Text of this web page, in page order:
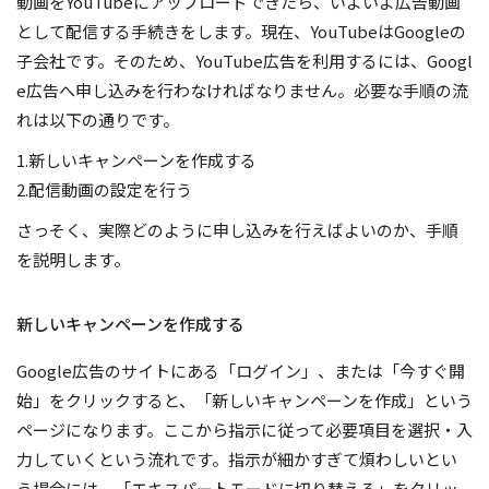
として配信する手続きをします。現在、YouTubeはGoogleの
子会社です。そのため、YouTube広告を利用するには、Googl
e広告へ申し込みを行わなければなりません。必要な手順の流
れは以下の通りです。
1.新しいキャンペーンを作成する
2.配信動画の設定を行う
さっそく、実際どのように申し込みを行えばよいのか、手順
を説明します。
新しいキャンペーンを作成する
Google広告のサイトにある「ログイン」、または「今すぐ開
始」をクリックすると、「新しいキャンペーンを作成」という
ページになります。ここから指示に従って必要項目を選択・入
力していくという流れです。指示が細かすぎて煩わしいとい